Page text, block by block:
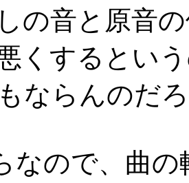
の音と原音
くするとい
ならんのだ
なので、曲の